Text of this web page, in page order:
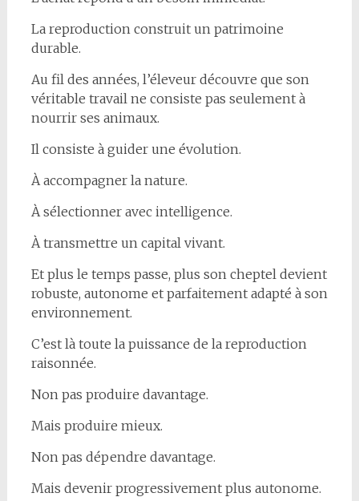
La reproduction construit un patrimoine
durable.
Au fil des années, l’éleveur découvre que son
véritable travail ne consiste pas seulement à
nourrir ses animaux.
Il consiste à guider une évolution.
À accompagner la nature.
À sélectionner avec intelligence.
À transmettre un capital vivant.
Et plus le temps passe, plus son cheptel devient
robuste, autonome et parfaitement adapté à son
environnement.
C’est là toute la puissance de la reproduction
raisonnée.
Non pas produire davantage.
Mais produire mieux.
Non pas dépendre davantage.
Mais devenir progressivement plus autonome.